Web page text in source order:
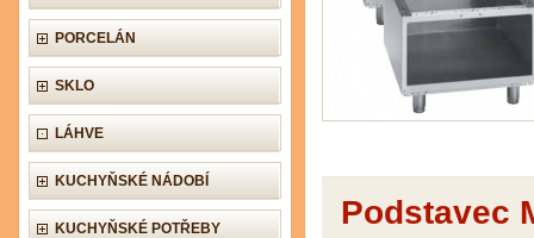
PORCELÁN
SKLO
LÁHVE
KUCHYŇSKÉ NÁDOBÍ
KUCHYŇSKÉ POTŘEBY Podstavec